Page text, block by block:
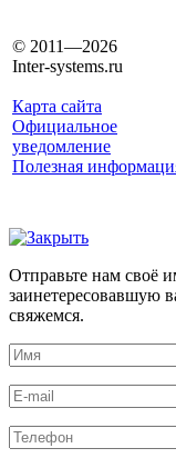
© 2011—2026
Inter-systems.ru
Карта сайта
Официальное
уведомление
Полезная
Отправьте нам своё
заинетересовавшую
свяжемся.